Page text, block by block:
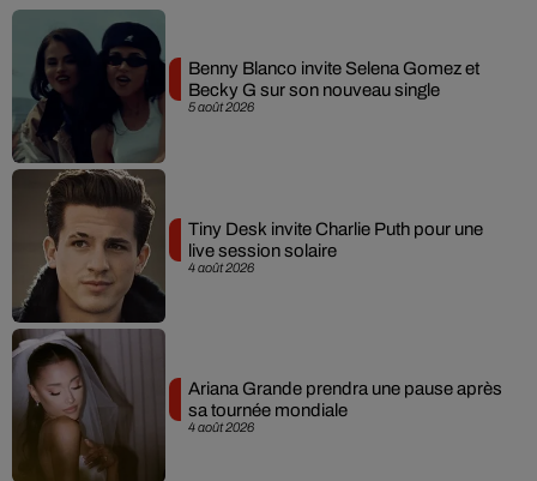
5 août 2026
Benny Blanco invite Selena Gomez et
Becky G sur son nouveau single
4 août 2026
Tiny Desk invite Charlie Puth pour une
live session solaire
4 août 2026
Ariana Grande prendra une pause après
sa tournée mondiale